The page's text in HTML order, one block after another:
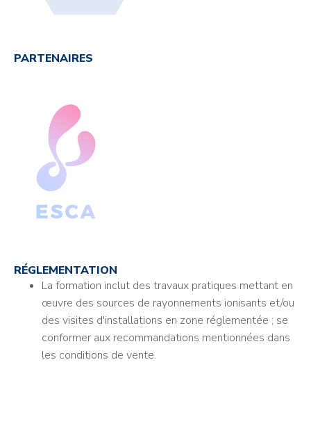
PARTENAIRES
RÉGLEMENTATION
La formation inclut des travaux pratiques mettant en
œuvre des sources de rayonnements ionisants et/ou
des visites d'installations en zone réglementée ; se
conformer aux recommandations mentionnées dans
les conditions de vente.